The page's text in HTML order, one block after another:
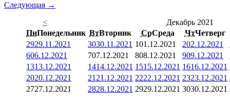
Следующая →
<
Декабрь 2021
ПнПонедельник ВтВторник СрСреда ЧтЧетверг
2929.11.2021 3030.11.2021 101.12.2021 202.12.2021
606.12.2021 707.12.2021 808.12.2021 909.12.2021
1313.12.2021 1414.12.2021 1515.12.2021 1616.12.2021
2020.12.2021 21 21.12.2021 2222.12.2021 2323.12.2021
2727.12.2021 2828.12.2021 2929.12.2021 3030.12.2021